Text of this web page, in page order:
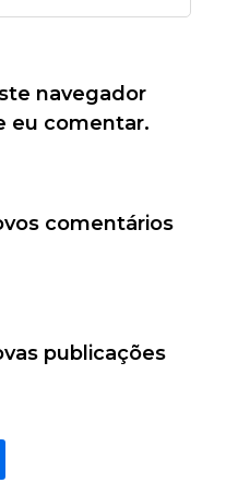
navegador
eu comentar.
comentários
publicações